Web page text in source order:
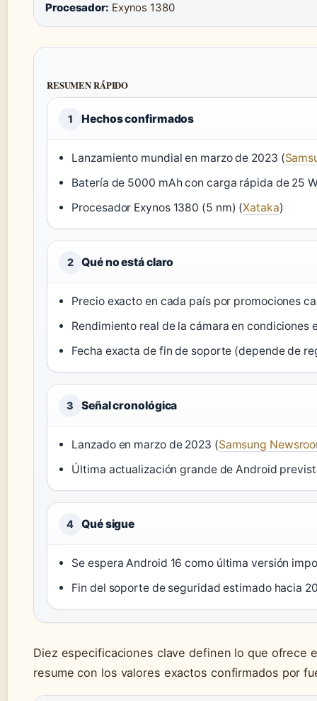
Procesador: Exynos 1380
RESUMEN RÁPIDO
1 Hechos confirmados
Lanzamiento mundial en marzo de 2023 (
Batería de 5000 mAh con carga rápida de 25
Procesador Exynos 1380 (5 nm) (Xataka)
2 Qué no está claro
Precio exacto en cada país por promociones
Rendimiento real de la cámara en condiciones
Fecha exacta de fin de soporte (depende de
3 Señal cronológica
Lanzado en marzo de 2023 (Samsung
Última actualización grande de Android
4 Qué sigue
Se espera Android 16 como última versión
Fin del soporte de seguridad estimado hacia
Diez especificaciones clave definen lo que ofrece
resume con los valores exactos confirmados por